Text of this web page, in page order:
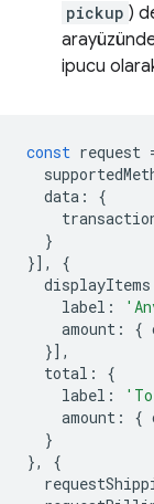
pickup )
ipucu
const request
data :
{
}
}],
{
displayItems
label :
amount : {
}],
total :
{
label :
amount : {
}
},
{